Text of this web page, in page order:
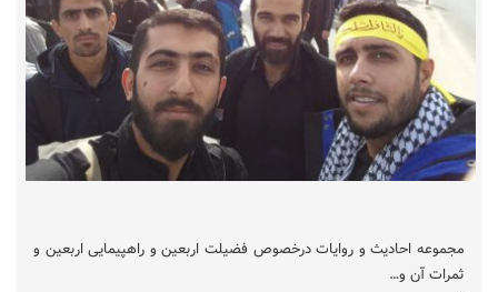
مجموعه احادیث و روایات درخصوص فضیلت اربعین و راهپیمایی اربعین و
ثمرات آن و…